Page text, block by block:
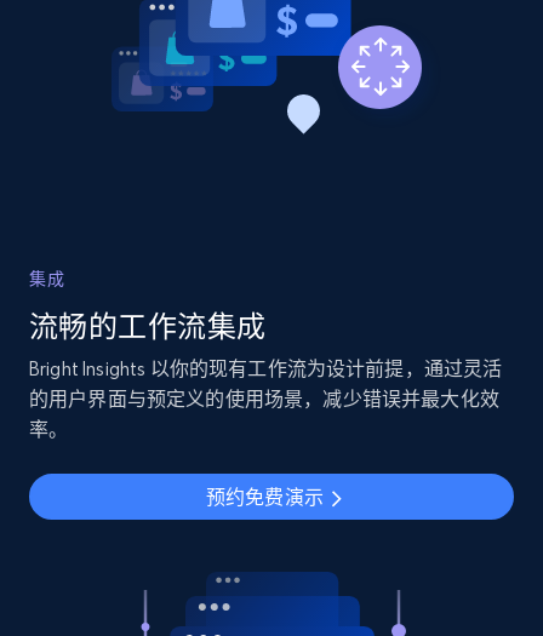
集成
流畅的工作流集成
Bright Insights 以你的现有工作流为设计前提，通过灵活
的用户界面与预定义的使用场景，减少错误并最大化效
率。
预约免费演示